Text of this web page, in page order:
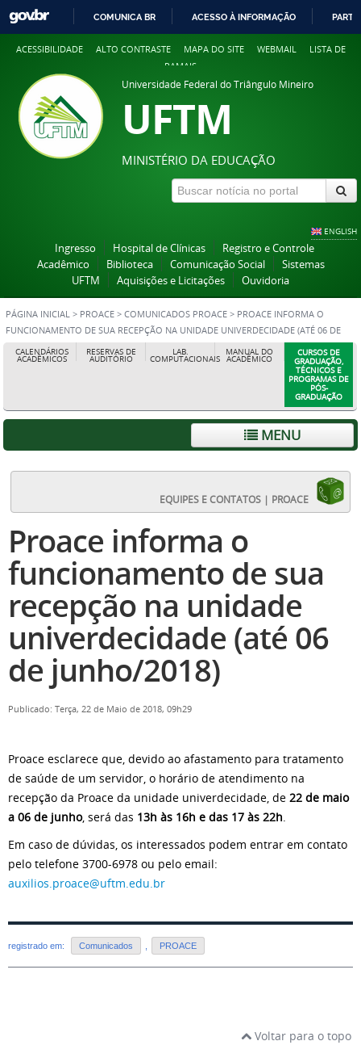
COMUNICA BR ACESSO À INFORMAÇÃO
ACESSIBILIDADE ALTO CONTRASTE MAPA DO SITE WEBMAIL
LISTA DE
RAMAIS
Universidade Federal do Triângulo Mineiro
UFTM
MINISTÉRIO DA EDUCAÇÃO
ENGLISH
Ingresso Hospital de Clínicas
Registro e Controle
Acadêmico
Biblioteca Comunicação Social
Sistemas
UFTM
Aquisições e Licitações Ouvidoria
PÁGINA INICIAL > PROACE > COMUNICADOS PROACE > PROACE INFORMA O
FUNCIONAMENTO DE SUA RECEPÇÃO NA UNIDADE UNIVERDECIDADE (ATÉ 06 DE
JUNHO/2018)
CALENDÁRIOS
ACADÊMICOS
RESERVAS DE
AUDITÓRIO
LAB.
COMPUTACIONAIS
MANUAL DO
ACADÊMICO
CURSOS DE
GRADUAÇÃO,
TÉCNICOS E
PROGRAMAS DE
PÓS-
GRADUAÇÃO
MENU
EQUIPES E CONTATOS | PROACE
Proace informa o
funcionamento de sua
recepção na unidade
univerdecidade (até 06
de junho/2018)
Publicado: Terça, 22 de Maio de 2018, 09h29
Proace esclarece que, devido ao afastamento para tratamento
de saúde de um servidor, o horário de atendimento na
recepção da Proace da unidade univerdecidade, de 22 de maio
a 06 de junho, será das 13h às 16h e das 17 às 22h
Em caso de dúvidas, os interessados podem entrar em contato
pelo telefone 3700-6978 ou pelo email:
auxilios.proace@uftm.edu.br
registrado em: Comunicados PROACE
Voltar para o topo